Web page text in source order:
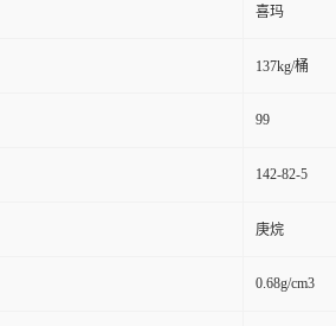
喜玛
137kg/桶
99
142-82-5
庚烷
0.68g/cm3